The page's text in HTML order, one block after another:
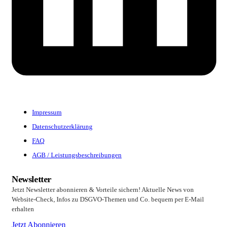
Impressum
Datenschutzerklärung
FAQ
AGB / Leistungsbeschreibungen
Newsletter
Jetzt Newsletter abonnieren & Vorteile sichern! Aktuelle News von
Website-Check, Infos zu DSGVO-Themen und Co. bequem per E-Mail
erhalten
Jetzt Abonnieren